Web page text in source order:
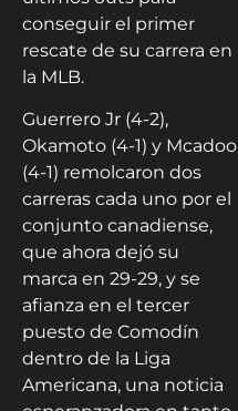
conseguir el primer
rescate de su carrera en
la MLB.
Guerrero Jr (4-2),
Okamoto (4-1) y Mcadoo
(4-1) remolcaron dos
carreras cada uno por el
conjunto canadiense,
que ahora dejó su
marca en 29-29, y se
afianza en el tercer
puesto de Comodín
dentro de la Liga
Americana, una noticia